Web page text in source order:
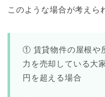
このような場合が考えら
① 賃貸物件の屋根や
力を売却している大
円を超える場合